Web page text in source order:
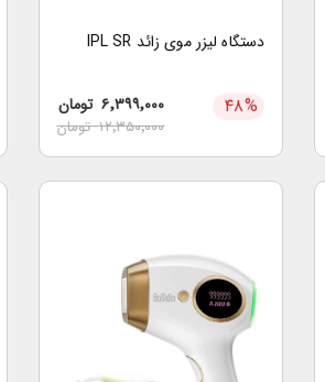
دستگاه لیزر موی زائد IPL SR
۴۸% ۶٬۳۹۹٬۰۰۰تومان
۱۲٬۳۵۰٬۰۰۰تومان